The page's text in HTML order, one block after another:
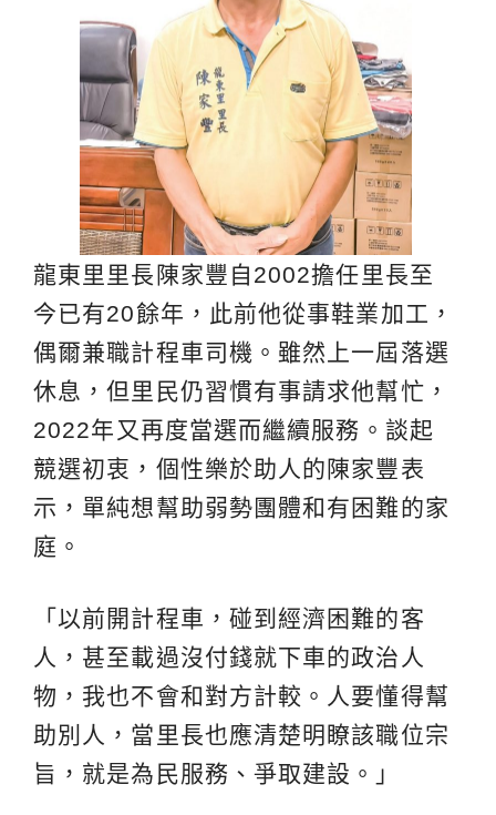
龍東里里長陳家豐自2002擔任里長至
今已有20餘年，此前他從事鞋業加工，
偶爾兼職計程車司機。雖然上一屆落選
休息，但里民仍習慣有事請求他幫忙，
2022年又再度當選而繼續服務。談起
競選初衷，個性樂於助人的陳家豐表
示，單純想幫助弱勢團體和有困難的家
庭。
「以前開計程車，碰到經濟困難的客
人，甚至載過沒付錢就下車的政治人
物，我也不會和對方計較。人要懂得幫
助別人，當里長也應清楚明瞭該職位宗
旨，就是為民服務、爭取建設。」